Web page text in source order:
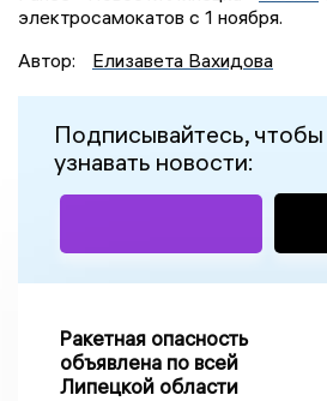
электросамокатов с 1 ноября.
Автор:
Елизавета Вахидова
Подписывайтесь,
узнавать новости:
Ракетная опасность
объявлена по всей
Липецкой области